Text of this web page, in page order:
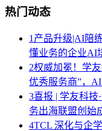
热门动态
1 产品升级|AI陪
懂业务的企业AI
2权威加冕！学
优秀服务商”，
3喜报 | 学友科技
务出海联盟创始
4TCL 深化与企